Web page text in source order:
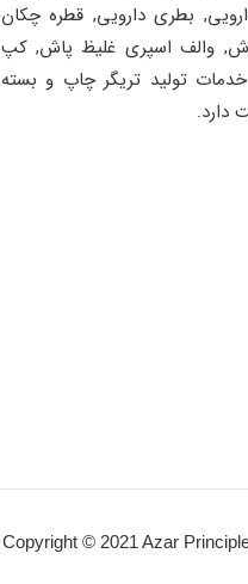
بطری دارویی, قطره چکان
والف اسپری غلیظ پاش, کپ
تولید تریگر چاپ و بسته
دارد.
Copyright © 2021 Azar